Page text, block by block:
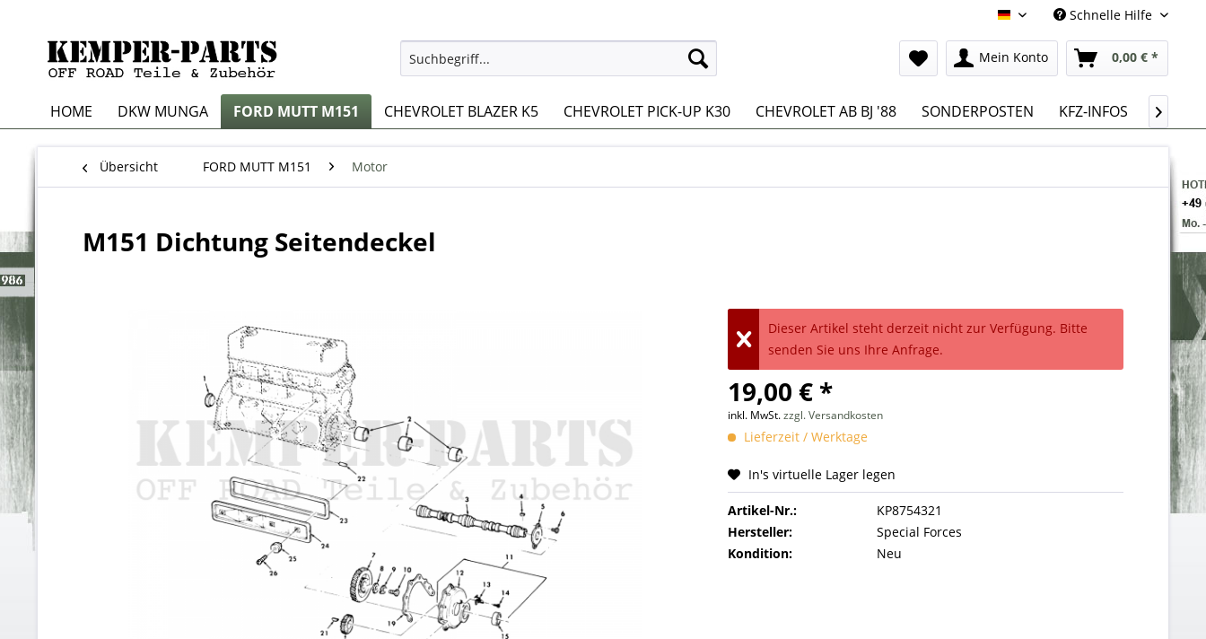
Deutsch Schnelle Hilfe
Mein Konto 0,00 € *
HOME DKW MUNGA FORD MUTT M151 CHEVROLET BLAZER K5 CHEVROLET PICK-UP K30 CHEVROLET AB BJ '88 SONDERPOSTEN KFZ-INFOS 
Übersicht FORD MUTT M151 Motor
M151 Dichtung Seitendeckel
Dieser Artikel steht derzeit nicht zur Verfügung. Bitte
senden Sie uns Ihre Anfrage.
19,00 € *
inkl. MwSt.zzgl. Versandkosten
Lieferzeit / Werktage
In's virtuelle Lager legen
Artikel-Nr.:
KP8754321
Hersteller:
Special Forces
Kondition:
Neu